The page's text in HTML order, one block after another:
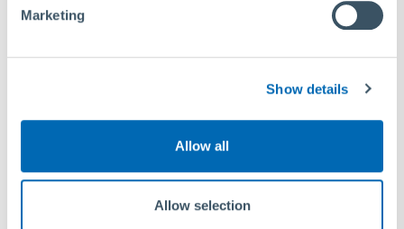
Marketing
Show details
Allow all
Allow selection